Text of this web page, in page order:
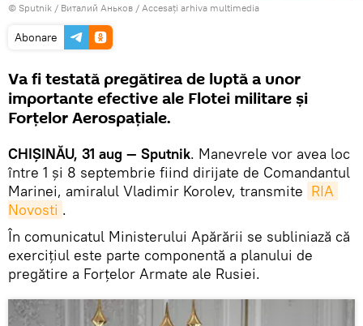
© Sputnik / Виталий Аньков / Accesați arhiva multimedia
Abonare
Va fi testată pregătirea de luptă a unor
importante efective ale Flotei militare și
Forțelor Aerospațiale.
CHIȘINĂU, 31 aug — Sputnik. Manevrele vor avea loc
între 1 și 8 septembrie fiind dirijate de Comandantul
Marinei, amiralul Vladimir Korolev, transmite RIA
Novosti .
În comunicatul Ministerului Apărării se subliniază că
exercițiul este parte componentă a planului de
pregătire a Forțelor Armate ale Rusiei.